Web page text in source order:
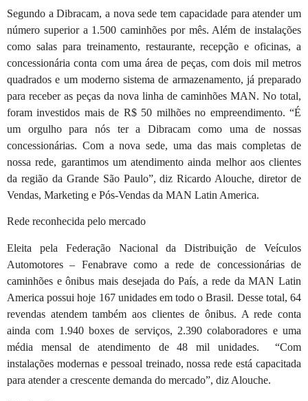
Segundo a Dibracam, a nova sede tem capacidade para atender um
número superior a 1.500 caminhões por mês. Além de instalações
como salas para treinamento, restaurante, recepção e oficinas, a
concessionária conta com uma área de peças, com dois mil metros
quadrados e um moderno sistema de armazenamento, já preparado
para receber as peças da nova linha de caminhões MAN. No total,
foram investidos mais de R$ 50 milhões no empreendimento. “É
um orgulho para nós ter a Dibracam como uma de nossas
concessionárias. Com a nova sede, uma das mais completas de
nossa rede, garantimos um atendimento ainda melhor aos clientes
da região da Grande São Paulo”, diz Ricardo Alouche, diretor de
Vendas, Marketing e Pós-Vendas da MAN Latin America.
Rede reconhecida pelo mercado
Eleita pela Federação Nacional da Distribuição de Veículos
Automotores – Fenabrave como a rede de concessionárias de
caminhões e ônibus mais desejada do País, a rede da MAN Latin
America possui hoje 167 unidades em todo o Brasil. Desse total, 64
revendas atendem também aos clientes de ônibus. A rede conta
ainda com 1.940 boxes de serviços, 2.390 colaboradores e uma
média mensal de atendimento de 48 mil unidades. “Com
instalações modernas e pessoal treinado, nossa rede está capacitada
para atender a crescente demanda do mercado”, diz Alouche.